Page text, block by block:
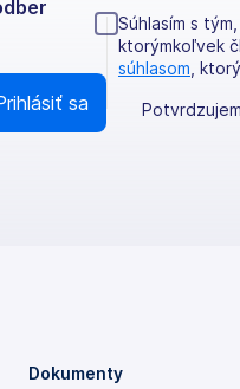
Súhlasím s
ktorýmkoľvek
súhlasom ,
Dokumenty